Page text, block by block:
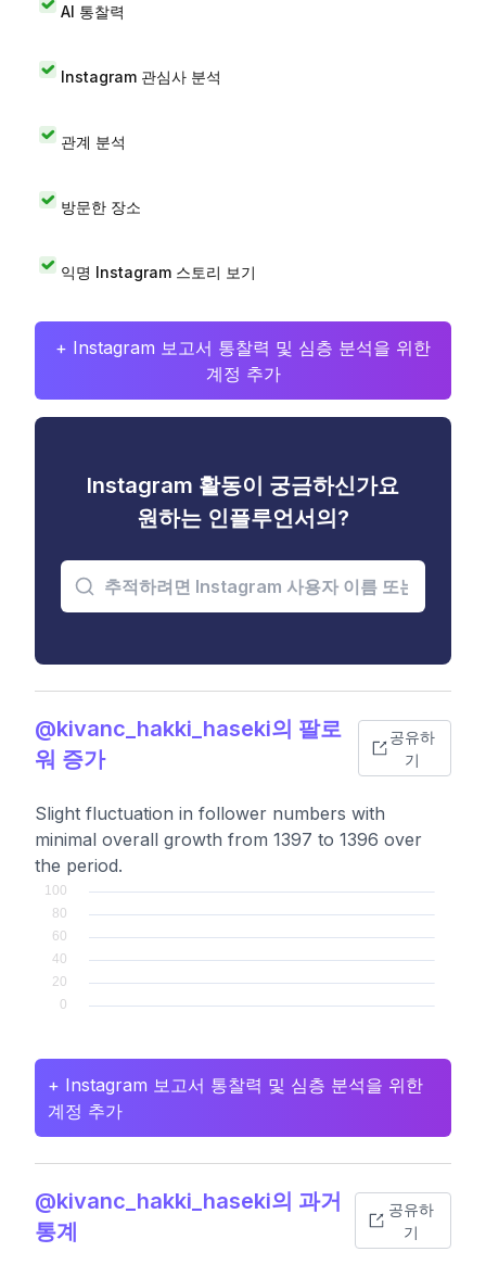
AI 통찰력
Instagram 관심사 분석
관계 분석
방문한 장소
익명 Instagram 스토리 보기
+ Instagram 보고서 통찰력 및 심층 분석을 위한
계정 추가
Instagram 활동이 궁금하신가요
원하는 인플루언서의?
@kivanc_hakki_haseki의 팔로
워 증가
공유하
기
Slight fluctuation in follower numbers with
minimal overall growth from 1397 to 1396 over
the period.
+ Instagram 보고서 통찰력 및 심층 분석을 위한
계정 추가
@kivanc_hakki_haseki의 과거
통계
공유하
기